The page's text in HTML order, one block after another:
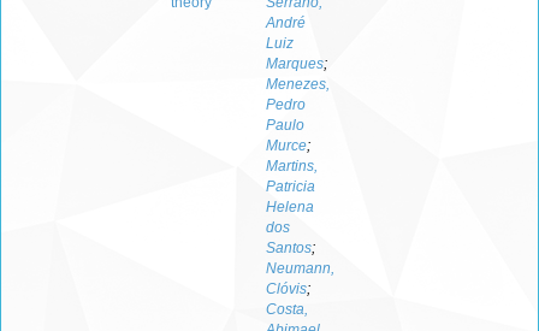
André
Luiz
Marques;
Menezes,
Pedro
Paulo
Murce;
Martins,
Patricia
Helena
dos
Santos;
Neumann,
Clóvis;
Costa,